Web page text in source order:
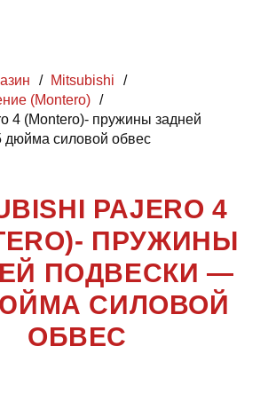
/ Mitsubishi
/
(Montero) /
4 (Montero)- пружины задней
дюйма силовой обвес
PAJERO 4
ПРУЖИНЫ
ПОДВЕСКИ —
СИЛОВОЙ
ОБВЕС